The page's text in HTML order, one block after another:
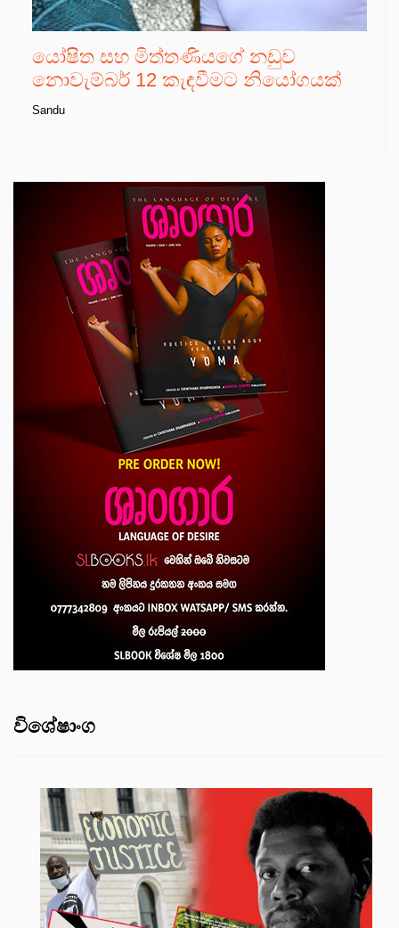
යෝෂිත සහ මිත්තණියගේ නඩුව
නොවැම්බර් 12 කැඳවීමට නියෝගයක්
Sandu
විශේෂාංග